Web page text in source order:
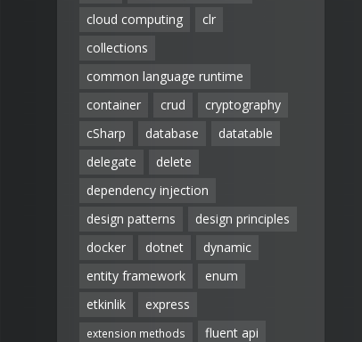
cloud computing
clr
collections
common language runtime
container
crud
cryptography
cSharp
database
datatable
delegate
delete
dependency injection
design patterns
design principles
docker
dotnet
dynamic
entity framework
enum
etkinlik
express
extension methods
fluent api